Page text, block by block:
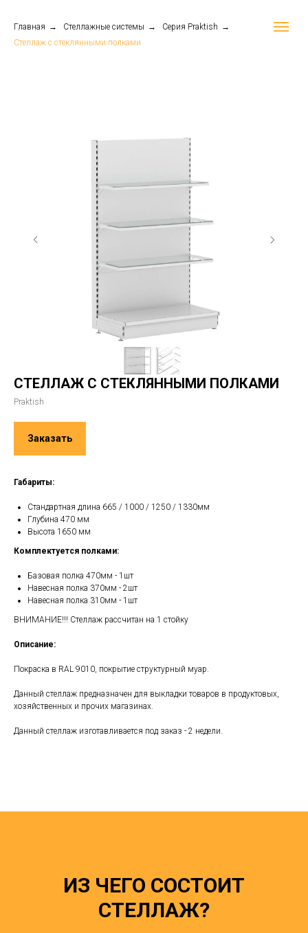
Главная → Стеллажные системы → Серия Praktish →
Стеллаж с стеклянными полками
СТЕЛЛАЖ С СТЕКЛЯННЫМИ ПОЛКАМИ
Praktish
Заказать
Габариты:
Стандартная длина 665 / 1000 / 1250 / 1330мм
Глубина 470 мм
Высота 1650 мм
Комплектуется полками:
Базовая полка 470мм - 1шт
Навесная полка 370мм - 2шт
Навесная полка 310мм - 1шт
ВНИМАНИЕ!!! Стеллаж рассчитан на 1 стойку
Описание:
Покраска в RAL 9010, покрытие структурный муар.
Данный стеллаж предназначен для выкладки товаров в продуктовых,
хозяйственных и прочих магазинах.
Данный стеллаж изготавливается под заказ - 2 недели.
ИЗ ЧЕГО СОСТОИТ
СТЕЛЛАЖ?